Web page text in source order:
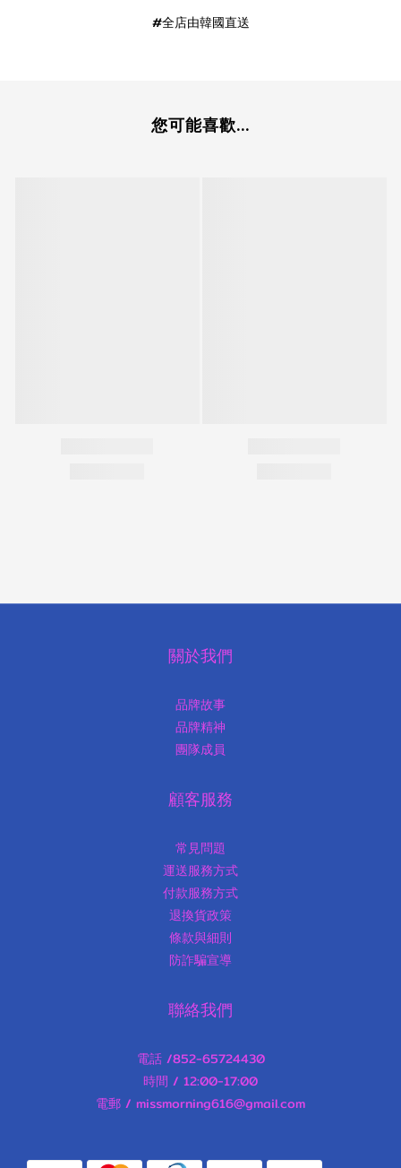
#全店由韓國直送
您可能喜歡...
關於我們
品牌故事
品牌精神
團隊成員
顧客服務
常見問題
運送服務方式
付款服務方式
退換貨政策
條款與細則
防詐騙宣導
聯絡我們
電話 /852-65724430
時間 / 12:00-17:00
電郵 / missmorning616@gmail.com